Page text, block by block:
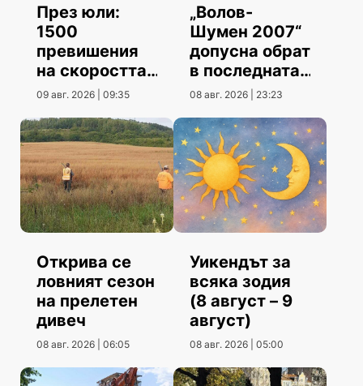
През юли:
1500
превишения
на скоростта
повече от юни
09 авг. 2026 | 09:35
„Волов-
Шумен 2007“
допусна обрат
в последната
контрола
08 авг. 2026 | 23:23
Открива се
ловният сезон
на прелетен
дивеч
08 авг. 2026 | 06:05
Уикендът за
всяка зодия
(8 август – 9
август)
08 авг. 2026 | 05:00